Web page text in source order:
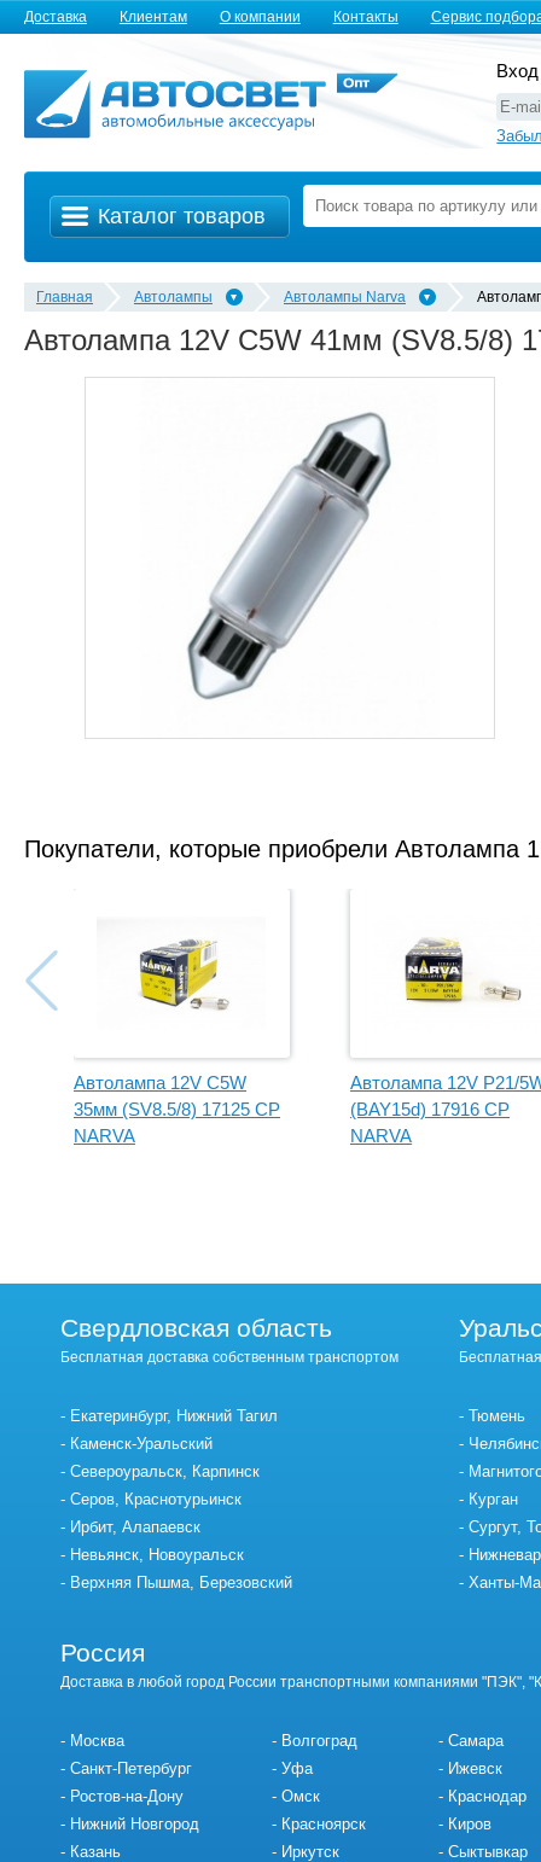
Доставка Клиентам О компании Контакты Сервис
Каталог товаров
Главная Автолампы Автолампы Narva
Автолампа 12V C5W 41мм (SV8.5/8)
Покупатели, которые приобрели Автолампа
Автолампа 12V C5W
35мм (SV8.5/8) 17125 CP
NARVA
Автолампа 12V P21/
(BAY15d) 17916 CP
NARVA
Свердловская область
Бесплатная доставка собственным транспортом
Екатеринбург, Нижний Тагил
Каменск-Уральский
Североуральск, Карпинск
Серов, Краснотурьинск
Ирбит, Алапаевск
Невьянск, Новоуральск
Верхняя Пышма, Березовский
Тюмень
Курган
Сургут,
Ханты-
Россия
Доставка в любой город России транспортными компаниями "ПЭК",
Москва
Санкт-Петербург
Ростов-на-Дону
Нижний Новгород
Казань
Волгоград
Уфа
Омск
Красноярск
Иркутск
Самара
Ижевск
Краснодар
Киров
Сыктывкар